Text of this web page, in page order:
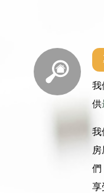
我
供
我
們
享